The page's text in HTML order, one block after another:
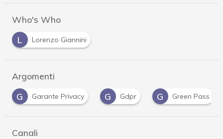
Who's Who
L
Lorenzo Giannini
Argomenti
G
Garante Privacy G Gdpr G Green Pass
Canali